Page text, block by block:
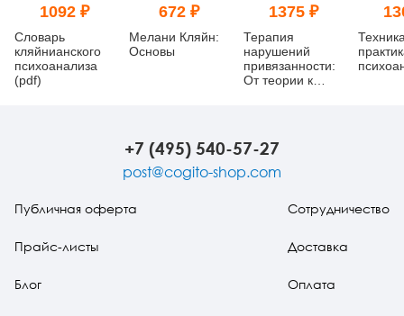
1092 ₽
Словарь
кляйнианского
психоанализа
(pdf)
672 ₽
Мелани Кляйн:
Основы
1375 ₽
Терапия
нарушений
привязанности:
От теории к
+7 (495) 540-57-27
post@cogito-shop.com
Публичная оферта
Прайс-листы
Блог
Сотрудничество
Доставка
Оплата